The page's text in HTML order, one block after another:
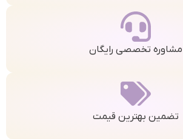
مشاوره تخصصی رایگان
تضمین بهترین قیمت